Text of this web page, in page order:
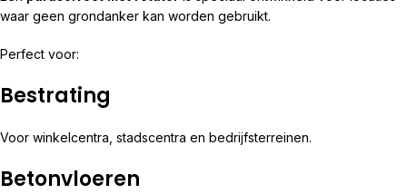
waar geen grondanker kan worden gebruikt.
Perfect voor:
Bestrating
Voor winkelcentra, stadscentra en bedrijfsterreinen.
Betonvloeren